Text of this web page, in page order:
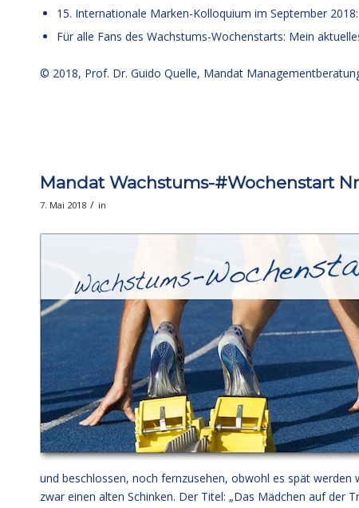
15. Internationale Marken-Kolloquium im September 2018:
Für alle Fans des Wachstums-Wochenstarts: Mein
© 2018, Prof. Dr. Guido Quelle, Mandat
Mandat Wachstums-#Wochenstart
7. Mai 2018 / in
und beschlossen, noch fernzusehen, obwohl es spät werden
zwar einen alten Schinken. Der Titel: „Das Mädchen auf der